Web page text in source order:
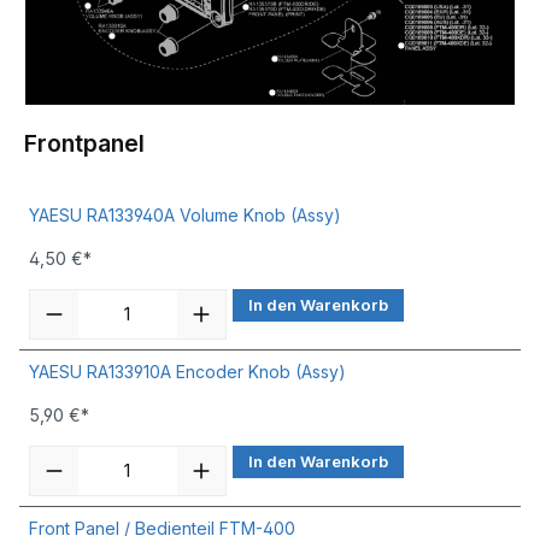
Frontpanel
YAESU RA133940A Volume Knob (Assy)
4,50 €*
In den Warenkorb
YAESU RA133910A Encoder Knob (Assy)
5,90 €*
In den Warenkorb
Front Panel / Bedienteil FTM-400